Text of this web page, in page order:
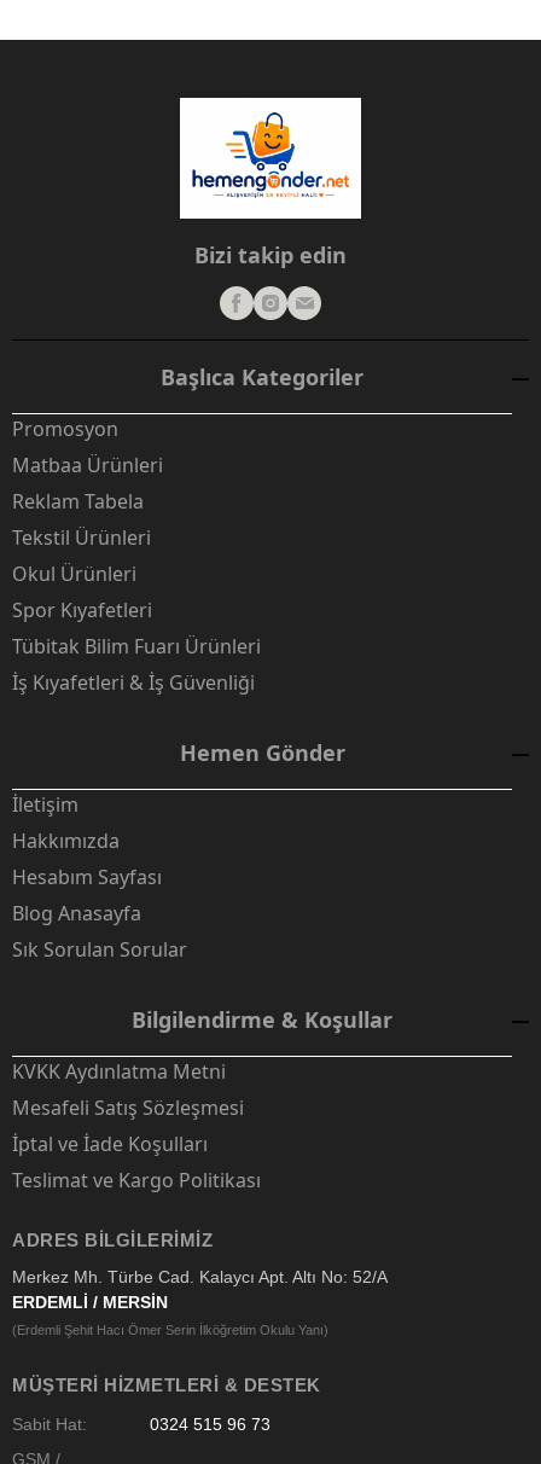
Bizi takip edin
Başlıca Kategoriler
Promosyon
Matbaa Ürünleri
Reklam Tabela
Tekstil Ürünleri
Okul Ürünleri
Spor Kıyafetleri
Tübitak Bilim Fuarı Ürünleri
İş Kıyafetleri & İş Güvenliği
Hemen Gönder
İletişim
Hakkımızda
Hesabım Sayfası
Blog Anasayfa
Sık Sorulan Sorular
Bilgilendirme & Koşullar
KVKK Aydınlatma Metni
Mesafeli Satış Sözleşmesi
İptal ve İade Koşulları
Teslimat ve Kargo Politikası
ADRES BILGILERIMIZ
Merkez Mh. Türbe Cad. Kalaycı Apt. Altı No: 52/A
ERDEMLİ / MERSİN
(Erdemli Şehit Hacı Ömer Serin İlköğretim Okulu Yanı)
MÜŞTERI HIZMETLERI & DESTEK
Sabit Hat:
0324 515 96 73
GSM /